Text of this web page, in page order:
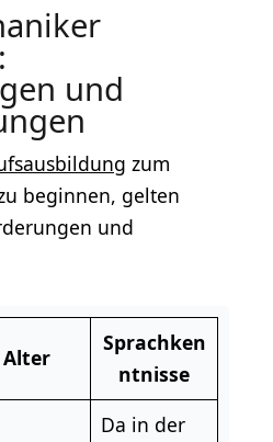
und
zum
beginnen, gelten
und
Alter
Sprachken
ntnisse
Da in der